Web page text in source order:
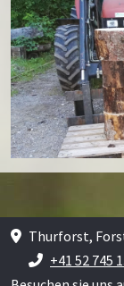
Thurforst,
+41 52 745